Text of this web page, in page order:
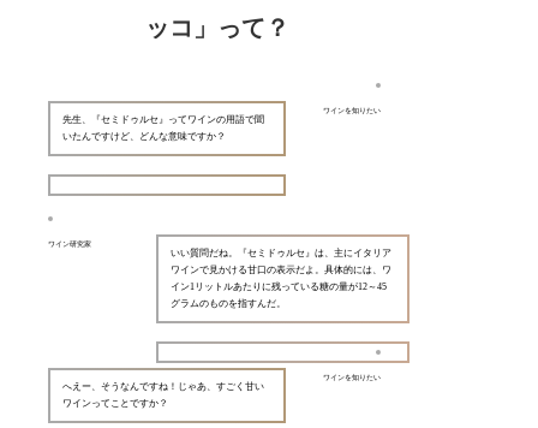
ッコ」って？
ワインを知りたい
先生、『セミドゥルセ』ってワインの用語で聞
いたんですけど、どんな意味ですか？
ワイン研究家
いい質問だね。『セミドゥルセ』は、主にイタリア
ワインで見かける甘口の表示だよ。具体的には、ワ
イン1リットルあたりに残っている糖の量が12～45
グラムのものを指すんだ。
ワインを知りたい
へえー、そうなんですね！じゃあ、すごく甘い
ワインってことですか？